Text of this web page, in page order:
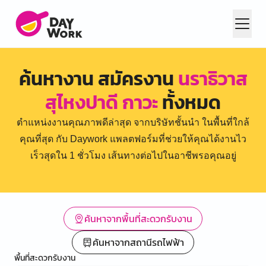
ค้นหางาน สมัครงานนราธิวาส
สุไหงปาดี กาวะทั้งหมด
ตำแหน่งงานคุณภาพดีล่าสุด จากบริษัทชั้นนำ ในพื้นที่ใกล้
คุณที่สุด กับ Daywork แพลตฟอร์มที่ช่วยให้คุณได้งานไว
เร็วสุดใน 1 ชั่วโมง เส้นทางต่อไปในอาชีพรอคุณอยู่
ค้นหาจากพื้นที่สะดวกรับงาน
ค้นหาจากสถานีรถไฟฟ้า
พื้นที่สะดวกรับงาน